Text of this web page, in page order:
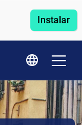
Instalar